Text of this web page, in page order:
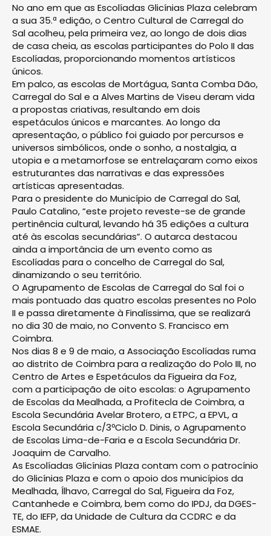
No ano em que as Escolíadas Glicínias Plaza celebram
a sua 35.ª edição, o Centro Cultural de Carregal do
Sal acolheu, pela primeira vez, ao longo de dois dias
de casa cheia, as esco­las participantes do Polo II das
Escolíadas, proporcionando momentos artísticos
únicos.
Em palco, as escolas de Mortágua, Santa Comba Dão,
Carre­gal do Sal e a Alves Martins de Viseu deram vida
a propostas criativas, resultando em dois
espetáculos únicos e marcantes. Ao longo da
apresentação, o público foi guiado por percursos e
universos simbólicos, on­de o sonho, a nostalgia, a
utopia e a metamorfose se entrelaçaram como eixos
estruturantes das narrativas e das expressões
artísticas apresentadas.
Para o presidente do Municí­pio de Carregal do Sal,
Paulo Catalino, “este projeto reves­te-se de grande
pertinência cultu­ral, levando há 35 edições a cultura
até às escolas secundá­rias”. O autarca destacou
ainda a importância de um evento como as
Escolíadas para o concelho de Carregal do Sal,
dinamizando o seu território.
O Agrupamento de Escolas de Carregal do Sal foi o
mais pontuado das quatro escolas presentes no Polo
II e passa diretamente à Finalíssima, que se realizará
no dia 30 de maio, no Convento S. Francisco em
Coimbra.
Nos dias 8 e 9 de maio, a Associação Escolíadas ruma
ao distrito de Coimbra para a realização do Polo III, no
Centro de Artes e Espetáculos da Figueira da Foz,
com a participação de oito escolas: o Agrupamento
de Escolas da Mealhada, a Profitecla de Coimbra, a
Escola Secundária Avelar Brotero, a ETPC, a EPVL, a
Escola Secundária c/3ºCiclo D. Dinis, o Agrupamento
de Escolas Lima-de-Faria e a Escola Secundária Dr.
Joaquim de Carvalho.
As Escolíadas Glicínias Plaza contam com o patrocínio
do Glicínias Plaza e com o apoio dos municípios da
Mealhada, Ílhavo, Carregal do Sal, Figueira da Foz,
Cantanhede e Coimbra, bem como do IPDJ, da DGES­
TE, do IEFP, da Unidade de Cultura da CCDRC e da
ESMAE.